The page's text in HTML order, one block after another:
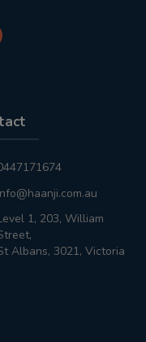
1, 203, William
Albans, 3021, Victoria